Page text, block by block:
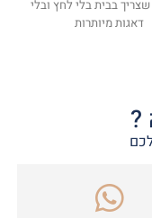
שצריך בבית בלי לחץ ובלי
דאגות מיותרות
?